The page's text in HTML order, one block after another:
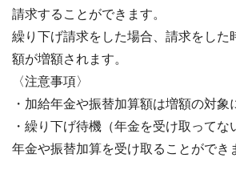
請求することができます。
繰り下げ請求をした場合、請求をした
額が増額されます。
〈注意事項〉
・加給年金や振替加算額は増額の対象
・繰り下げ待機（年金を受け取って
年金や振替加算を受け取ることができ